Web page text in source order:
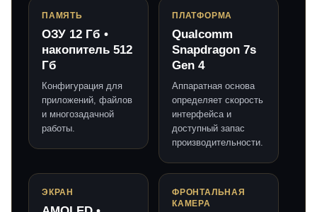
ПАМЯТЬ
ОЗУ 12 Гб •
накопитель 512
Гб
Конфигурация для
приложений, файлов
и многозадачной
работы.
ПЛАТФОРМА
Qualcomm
Snapdragon 7s
Gen 4
Аппаратная основа
определяет скорость
интерфейса и
доступный запас
производительности.
ЭКРАН
ФРОНТАЛЬНАЯ
КАМЕРА